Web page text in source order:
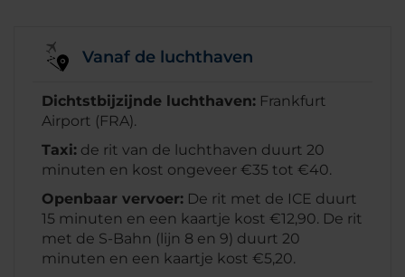
Vanaf de luchthaven
Dichtstbijzijnde luchthaven: Frankfurt
Airport (FRA).
Taxi: de rit van de luchthaven duurt 20
minuten en kost ongeveer €35 tot €40.
Openbaar vervoer: De rit met de ICE duurt
15 minuten en een kaartje kost €12,90. De rit
met de S-Bahn (lijn 8 en 9) duurt 20
minuten en een kaartje kost €5,20.